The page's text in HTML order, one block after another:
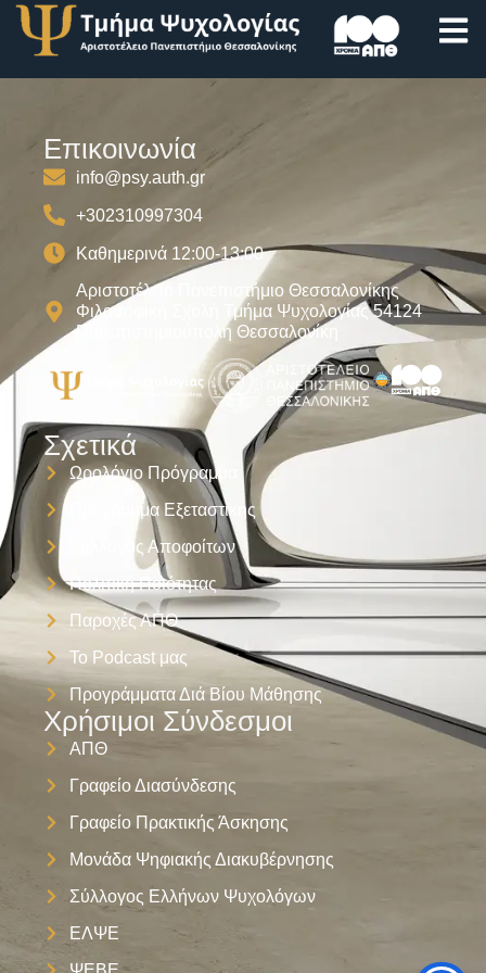
Λειτουργίας ΕΕΔ
Χρήσιμοι Σύνδεσμοι
ΑΠΘ
Γραφείο Διασύνδεσης
Γραφείο Πρακτικής Άσκησης
Μονάδα Ψηφιακής Διακυβέρνησης
Σύλλογος Ελλήνων Ψυχολόγων
ΕΛΨΕ
Σχετικά
Ωρολόγιο Πρόγραμμα
Πρόγραμμα Εξεταστικής
Σύλλογος Αποφοίτων
Πολιτική Ποιότητας
Παροχές ΑΠΘ
Το Podcast μας
Προγράμματα Διά Βίου Μάθησης
Επικοινωνία
info@psy.auth.gr
+302310997304
Καθημερινά 12:00-13:00
Αριστοτέλειο Πανεπιστήμιο Θεσσαλονίκης
Φιλοσοφική Σχολή Τμήμα Ψυχολογίας 54124
Πανεπιστημιούπολη Θεσσαλονίκη